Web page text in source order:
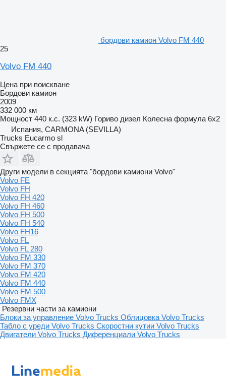
бордови камион Volvo FM 440
25
Volvo FM 440
Цена при поискване
Бордови камион
2009
332 000 км
Мощност 440 к.с. (323 kW) Гориво дизел Колесна формула 6x2
Испания, CARMONA (SEVILLA)
Trucks Eucarmo sl
Свържете се с продавача
Други модели в секцията "бордови камиони Volvo"
Volvo FE
Volvo FH
Volvo FH 420
Volvo FH 460
Volvo FH 500
Volvo FH 540
Volvo FH16
Volvo FL
Volvo FL 280
Volvo FM 330
Volvo FM 370
Volvo FM 420
Volvo FM 440
Volvo FM 500
Volvo FMX
Резервни части за камиони
Блоки за управление Volvo Trucks Облицовка Volvo Trucks
Табло с уреди Volvo Trucks Скоростни кутии Volvo Trucks
Двигатели Volvo Trucks Диференциали Volvo Trucks